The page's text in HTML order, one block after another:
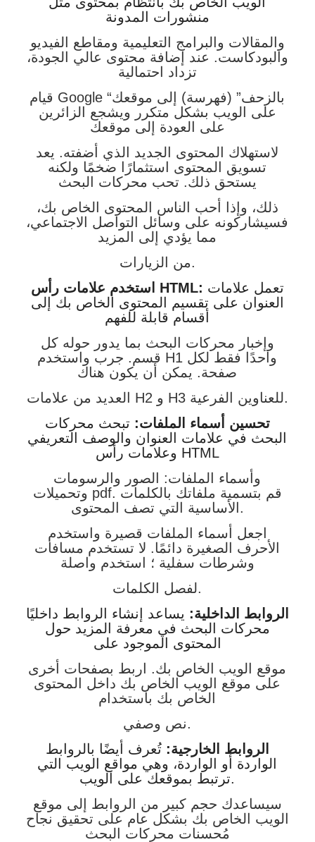
منشورات المدونة
والمقالات والبرامج التعليمية ومقاطع الفيديو
والبودكاست. عند إضافة محتوى عالي الجودة،
تزداد احتمالية
قيام Google “بالزحف” (فهرسة) إلى موقعك
على الويب بشكل متكرر ويشجع الزائرين
على العودة إلى موقعك
لاستهلاك المحتوى الجديد الذي أضفته. يعد
تسويق المحتوى استثمارًا ضخمًا ولكنه
يستحق ذلك. تحب محركات البحث
ذلك، وإذا أحب الناس المحتوى الخاص بك،
فسيشاركونه على وسائل التواصل الاجتماعي،
مما يؤدي إلى المزيد
من الزيارات.
استخدم علامات رأس HTML:
العنوان على تقسيم المحتوى الخاص بك إلى
أقسام قابلة للفهم
وإخبار محركات البحث بما يدور حوله كل
قسم. جرب واستخدم H1 واحدًا فقط لكل
صفحة. يمكن أن يكون هناك
العديد من علامات H2 و H3 للعناوين الفرعية.
تحسين أسماء الملفات: تبحث محركات
البحث في علامات العنوان والوصف التعريفي
وعلامات رأس HTML
وأسماء الملفات: الصور والرسومات
وتحميلات pdf. قم بتسمية ملفاتك بالكلمات
الأساسية التي تصف المحتوى.
اجعل أسماء الملفات قصيرة واستخدم
الأحرف الصغيرة دائمًا. لا تستخدم مسافات
وشرطات سفلية ؛ استخدم واصلة
لفصل الكلمات.
الروابط الداخلية: يساعد إنشاء الروابط داخليًا
محركات البحث في معرفة المزيد حول
المحتوى الموجود على
موقع الويب الخاص بك. اربط بصفحات أخرى
على موقع الويب الخاص بك داخل المحتوى
الخاص بك باستخدام
نص وصفي.
الروابط الخارجية: تُعرف أيضًا بالروابط
الواردة أو الواردة، وهي مواقع الويب التي
ترتبط بموقعك على الويب.
سيساعدك حجم كبير من الروابط إلى موقع
الويب الخاص بك بشكل عام على تحقيق نجاح
مُحسنات محركات البحث